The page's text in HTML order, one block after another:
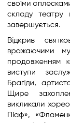
своїми
складу театру
завершується.
Відкрив
вражаючими
продовженням
виступи
Брагіди,
Щире
викликали
Піаф»,